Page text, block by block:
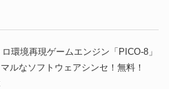
環境再現ゲームエンジン「PICO-8」
ルなソフトウェアシンセ！無料！